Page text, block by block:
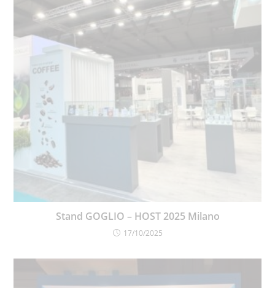
Stand GOGLIO – HOST 2025 Milano
17/10/2025